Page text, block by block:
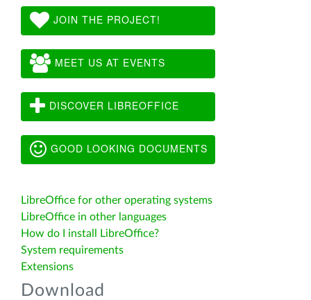
JOIN THE PROJECT!
MEET US AT EVENTS
DISCOVER LIBREOFFICE
GOOD LOOKING DOCUMENTS
LibreOffice for other operating systems
LibreOffice in other languages
How do I install LibreOffice?
System requirements
Extensions
Download